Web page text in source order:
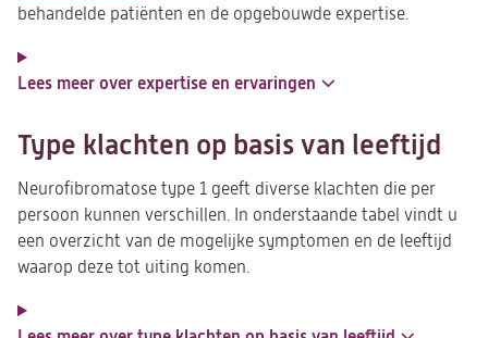
in
tab)
behandelde patiënten en de opgebouwde expertise.
Lees meer over expertise en ervaringen
Type klachten op basis van leeftijd
Neurofibromatose type 1 geeft diverse klachten die per
persoon kunnen verschillen. In onderstaande tabel vindt u
een overzicht van de mogelijke symptomen en de leeftijd
waarop deze tot uiting komen.